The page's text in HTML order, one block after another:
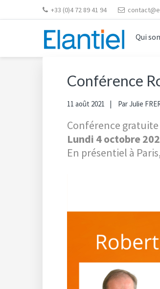
to
navigation
to
to
to
+33 (0)4 72 89 41 94
Qui
Conférence
11 août 2021 ParJulie
Conférence
Lundi 4 octobre
En présentiel à